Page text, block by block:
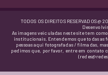
TODOS OS DIREITOS RESERVADOS @
As imagens veiculadas neste site tem
institucionais. Entendemos que todas as
pessoas aqui fotografadas / filmadas,
pedimos que, por favor, entre em contato